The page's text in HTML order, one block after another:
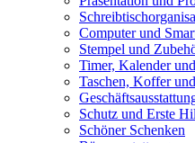
Computer und
Stempel und
Timer, Kalender
Taschen, Koffer
Schutz und Erste
Schöner Schenken